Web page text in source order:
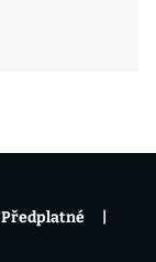
Předplatné